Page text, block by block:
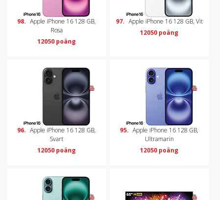
98. Apple iPhone 16 128 GB,
Rosa
12050 poäng
97. Apple iPhone 16 128 GB, Vit
12050 poäng
96. Apple iPhone 16 128 GB,
Svart
12050 poäng
95. Apple iPhone 16 128 GB,
Ultramarin
12050 poäng